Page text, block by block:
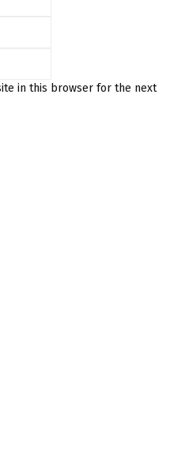
in this browser for the next